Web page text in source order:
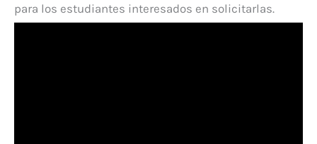
para los estudiantes interesados en solicitarlas.